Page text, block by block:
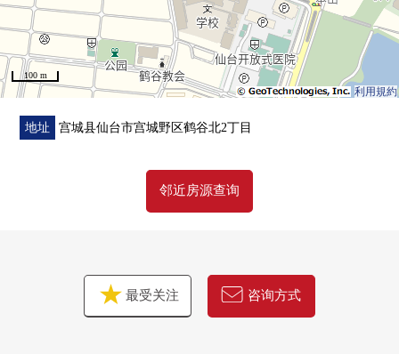
利用規約
100 m
地址 宫城县仙台市宫城野区鹤谷北2丁目
邻近房源查询
最受关注 咨询方式